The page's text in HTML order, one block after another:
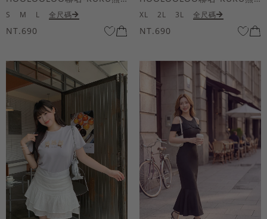
S M L 全尺碼
NT.690
XL 2L 3L 全尺碼
NT.690